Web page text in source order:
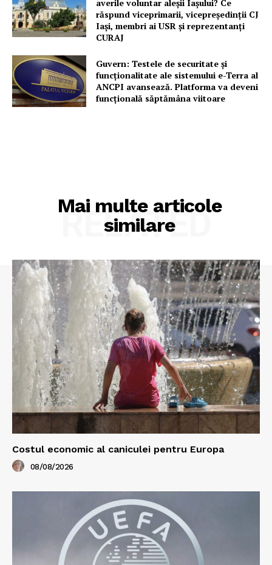
averile voluntar aleșii Iașului? Ce
răspund viceprimarii, vicepreședinții CJ
Iași, membri ai USR și reprezentanți
CURAJ
Guvern: Testele de securitate și
funcționalitate ale sistemului e-Terra al
ANCPI avansează. Platforma va deveni
funcțională săptămâna viitoare
Mai multe articole
similare
RELATED
Costul economic al caniculei pentru Europa
08/08/2026